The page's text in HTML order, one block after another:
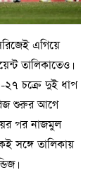
এগিয়ে
তালিকাতেও।
২৭ চক্রে দুই ধাপ
শুরুর আগে
পর নাজমুল
সঙ্গে তালিকায়